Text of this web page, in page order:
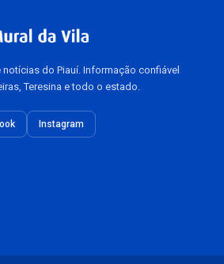
notícias do Piauí. Informação confiável
Teresina e todo o estado.
Instagram